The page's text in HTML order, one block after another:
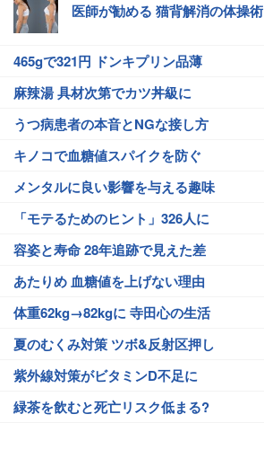
医師が勧める 猫背解消の体操術
465gで321円 ドンキプリン品薄
麻辣湯 具材次第でカツ丼級に
うつ病患者の本音とNGな接し方
キノコで血糖値スパイクを防ぐ
メンタルに良い影響を与える趣味
「モテるためのヒント」326人に
容姿と寿命 28年追跡で見えた差
あたりめ 血糖値を上げない理由
体重62kg→82kgに 寺田心の生活
夏のむくみ対策 ツボ&反射区押し
紫外線対策がビタミンD不足に
緑茶を飲むと死亡リスク低まる?